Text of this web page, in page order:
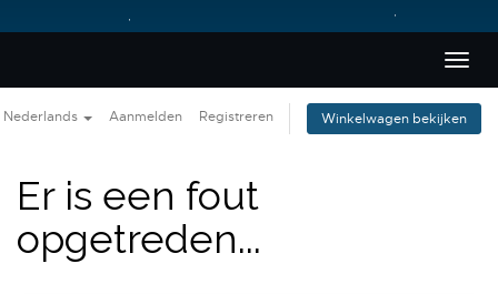
in-/
Nederlands Aanmelden Registreren Winkelwagen bekijken
Er is een fout
opgetreden...